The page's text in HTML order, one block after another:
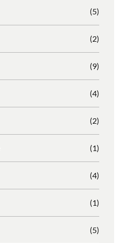
(5)
(2)
(9)
(4)
(2)
(1)
(4)
(1)
(5)